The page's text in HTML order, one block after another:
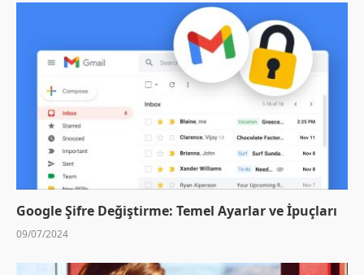
Google Şifre Değiştirme: Temel Ayarlar ve İpuçları
09/07/2024